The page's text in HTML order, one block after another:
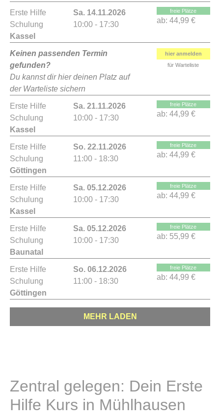
Erste Hilfe
Schulung
Kassel
Sa. 14.11.2026
10:00 - 17:30
freie Plätze
ab: 44,99 €
Keinen passenden Termin
gefunden?
Du kannst dir hier deinen Platz auf
der Warteliste sichern
hier anmelden
für Warteliste
Erste Hilfe
Schulung
Kassel
Sa. 21.11.2026
10:00 - 17:30
freie Plätze
ab: 44,99 €
Erste Hilfe
Schulung
Göttingen
So. 22.11.2026
11:00 - 18:30
freie Plätze
ab: 44,99 €
Erste Hilfe
Schulung
Kassel
Sa. 05.12.2026
10:00 - 17:30
freie Plätze
ab: 44,99 €
Erste Hilfe
Schulung
Baunatal
Sa. 05.12.2026
10:00 - 17:30
freie Plätze
ab: 55,99 €
Erste Hilfe
Schulung
Göttingen
So. 06.12.2026
11:00 - 18:30
freie Plätze
ab: 44,99 €
MEHR LADEN
Zentral gelegen: Dein Erste
Hilfe Kurs in Mühlhausen